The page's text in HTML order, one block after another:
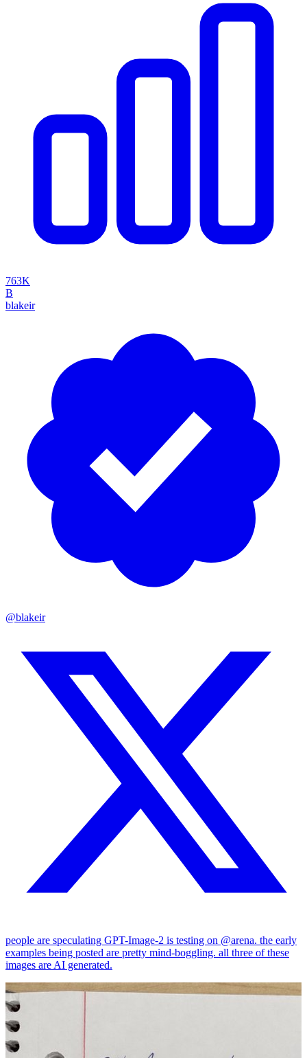
763K
B
blakeir
@blakeir
people are speculating GPT-Image-2 is testing on @arena. the early
examples being posted are pretty mind-boggling. all three of these
images are AI generated.